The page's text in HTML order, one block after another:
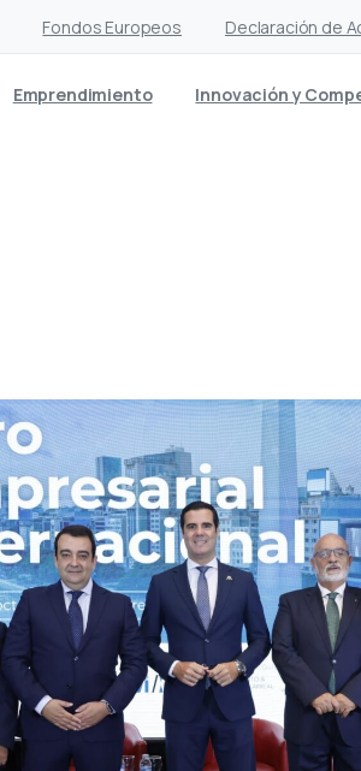
Fondos Europeos Declaración de
Emprendimiento Innovación y